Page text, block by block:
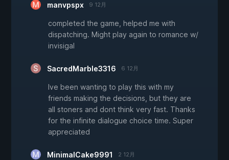
manvpspx 9 12月
completed the game, helped me with
dispatching. Might play again to romance w/
invisigal
SacredMarble3316 6 12月
Ive been wanting to play this with my
friends making the decisions, but they are
all stoners and dont think very fast. Thanks
for the infinite dialogue choice time. Super
appreciated
MinimalCake9991 2 12月